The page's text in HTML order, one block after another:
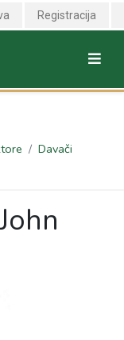
rezervni-delovi-
17366" />
Registracija
Davači